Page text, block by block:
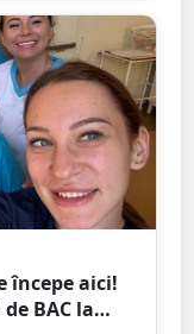
începe aici!
BAC la